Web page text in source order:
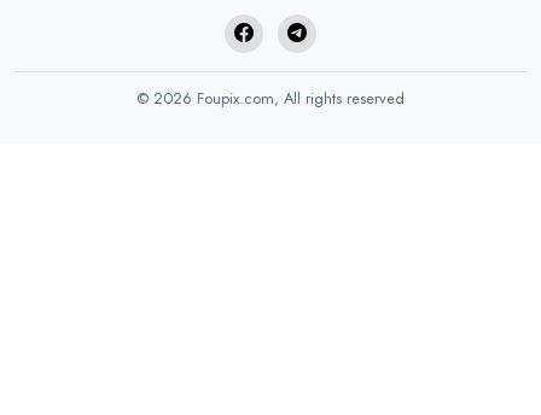
© 2026 Foupix.com, All rights reserved